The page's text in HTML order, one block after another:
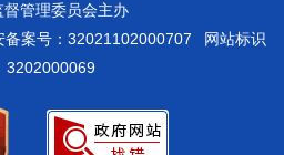
督管理委员会主办
备案号：32021102000707
网站标识
3202000069